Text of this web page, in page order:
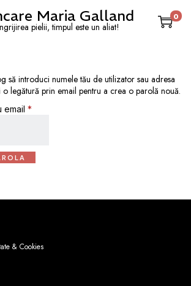
Maria Galland
pielii, timpul este un aliat!
0
să introduci numele tău de utilizator sau adresa
legătură prin email pentru a crea o parolă nouă.
email *
& Cookies